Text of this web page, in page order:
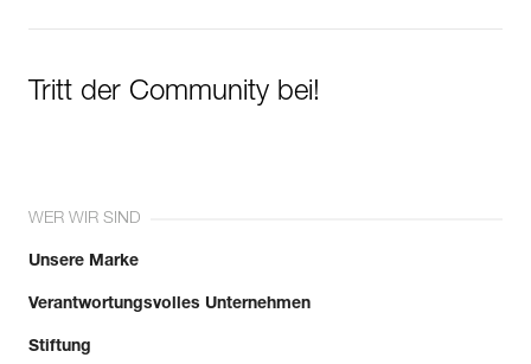
Tritt der Community bei!
WER WIR SIND
Unsere Marke
Verantwortungsvolles Unternehmen
Stiftung